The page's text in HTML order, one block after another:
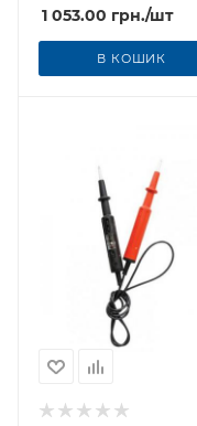
1 053.00 грн./шт
В КОШИК